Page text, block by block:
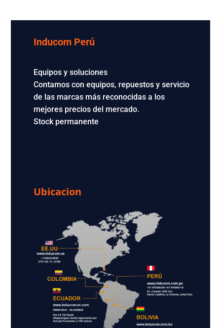
Inducom Perú
Equipos y soluciones
Contamos con equipos, repuestos y servicio
de las marcas más reconocidas a los
mejores precios del mercado.
Stock permanente
Ubicacion